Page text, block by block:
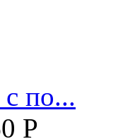
по...
Р